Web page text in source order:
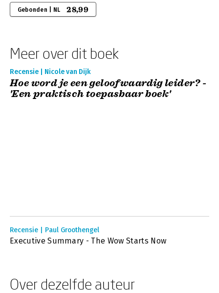
Gebonden | NL 28,99
Meer over dit boek
Recensie | Nicole van Dijk
Hoe word je een geloofwaardig leider? -
'Een praktisch toepasbaar boek'
Recensie | Paul Groothengel
Executive Summary - The Wow Starts Now
Over dezelfde auteur